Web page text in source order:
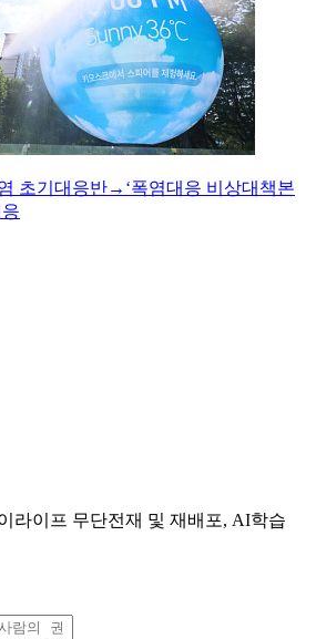
초기대응반→‘폭염대응 비상대책본
라이프 무단전재 및 재배포, AI학습